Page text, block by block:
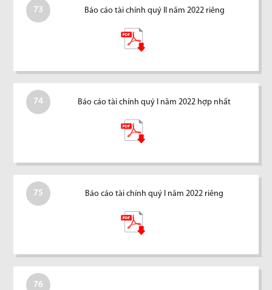
73 Báo cáo tài chính quý II năm 2022 riêng
74 Báo cáo tài chính quý I năm 2022 hợp nhất
75 Báo cáo tài chính quý I năm 2022 riêng
76